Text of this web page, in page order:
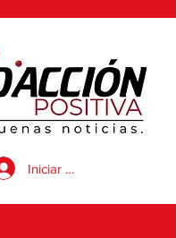
Iniciar sesión